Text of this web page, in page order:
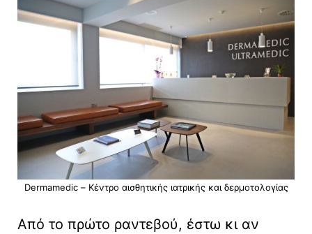
Dermamedic – Κέντρο αισθητικής ιατρικής και δερμοτολογίας
Από το πρώτο ραντεβού, έστω κι αν